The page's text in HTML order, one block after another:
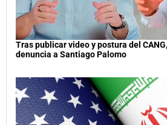
Tras publicar video y postura del
denuncia a Santiago Palomo